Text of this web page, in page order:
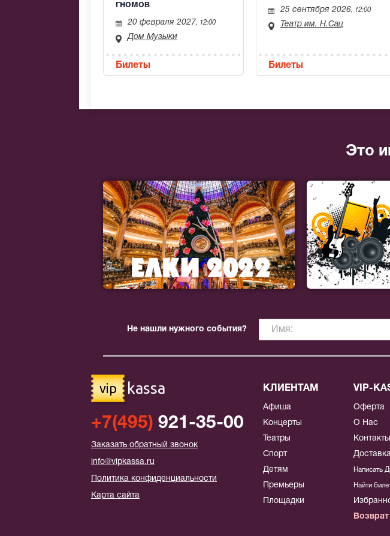
гномов
20 февраля 2027, 12:00
Дом Музыки
Билеты
25 сентября 2026, 12:00
Театр им. Н.Сац
Билеты
Это
Не нашли нужного события?
vip kassa
+7(495) 921-35-00
Заказать обратный звонок
info@vipkassa.ru
Политика конфиденциальности
Карта сайта
КЛИЕНТАМ
Афиша
Концерты
Театры
Спорт
Детям
Премьеры
Площадки
VIP-
Оферта
О Нас
Контакты
Написать
Найти